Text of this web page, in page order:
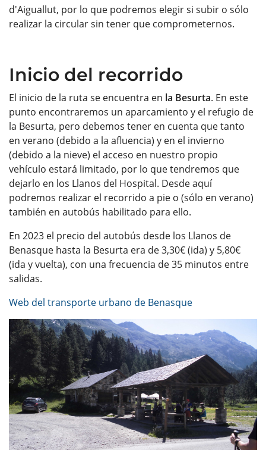
d'Aiguallut, por lo que podremos elegir si subir o sólo
realizar la circular sin tener que comprometernos.
Inicio del recorrido
El inicio de la ruta se encuentra en la Besurta. En este
punto encontraremos un aparcamiento y el refugio de
la Besurta, pero debemos tener en cuenta que tanto
en verano (debido a la afluencia) y en el invierno
(debido a la nieve) el acceso en nuestro propio
vehículo estará limitado, por lo que tendremos que
dejarlo en los Llanos del Hospital. Desde aquí
podremos realizar el recorrido a pie o (sólo en verano)
también en autobús habilitado para ello.
En 2023 el precio del autobús desde los Llanos de
Benasque hasta la Besurta era de 3,30€ (ida) y 5,80€
(ida y vuelta), con una frecuencia de 35 minutos entre
salidas.
Web del transporte urbano de Benasque